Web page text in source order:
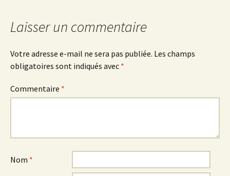
Laisser un commentaire
Votre adresse e-mail ne sera pas publiée. Les champs
obligatoires sont indiqués avec *
Commentaire *
Nom *